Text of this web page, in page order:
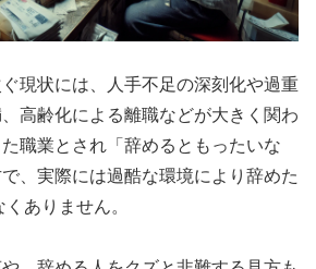
現状には、人手不足の深刻化や過重
高齢化による離職などが大きく関わ
職業とされ「辞めるともったいな
、実際には過酷な環境により辞めた
ありません。